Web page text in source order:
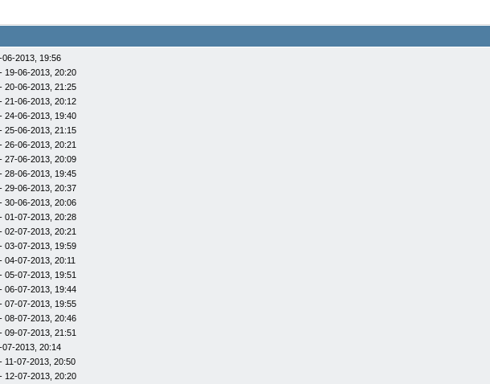
06-2013, 19:56
- 19-06-2013, 20:20
- 20-06-2013, 21:25
- 21-06-2013, 20:12
- 24-06-2013, 19:40
- 25-06-2013, 21:15
- 26-06-2013, 20:21
- 27-06-2013, 20:09
- 28-06-2013, 19:45
- 29-06-2013, 20:37
- 30-06-2013, 20:06
- 01-07-2013, 20:28
- 02-07-2013, 20:21
- 03-07-2013, 19:59
- 04-07-2013, 20:11
- 05-07-2013, 19:51
- 06-07-2013, 19:44
- 07-07-2013, 19:55
- 08-07-2013, 20:46
- 09-07-2013, 21:51
07-2013, 20:14
- 11-07-2013, 20:50
- 12-07-2013, 20:20